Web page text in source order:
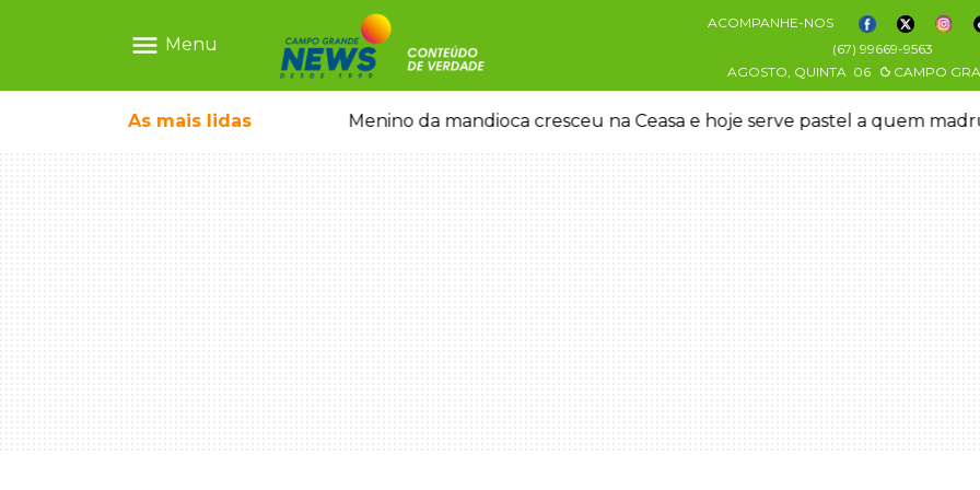
menu Menu
ACOMPANHE-NOS
(67) 99669-9563
AGOSTO, QUINTA 06 CAMPO
As mais lidas
não reconhece o filho queimado Menino da mandioca cresceu na Ceasa e hoje serve pastel a quem